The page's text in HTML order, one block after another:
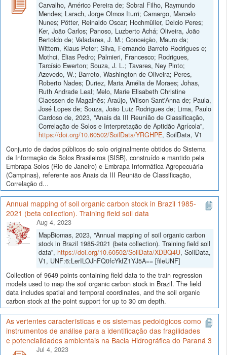
Carvalho, Américo Pereira de; Sobral Filho, Raymundo
Mendes; Larach, Jorge Olmos Iturri; Camargo, Marcelo
Nunes; Pötter, Reinaldo Oscar; Hochmüller, Delcio Peres;
Ker, João Carlos; Panoso, Luzberto Achá; Oliveira, João
Bertoldo de; Valadares, J. M.; Conceição, Mauro da;
Wittern, Klaus Peter; Silva, Fernando Barreto Rodrigues e;
Mothci, Elias Pedro; Palmieri, Francesco; Rodrigues,
Tarcísio Ewerton; Souza, J. L.; Tavares, Ney Pinto;
Azevedo, W.; Barreto, Washington de Oliveira; Peres,
Roberto Nades; Duriez, Maria Amélia de Moraes; Johas,
Ruth Andrade Leal; Melo, Marie Elisabeth Christine
Claessen de Magalhẽs; Araújo, Wilson Sant'Anna de; Paula,
José Lopes de; Souza, João Luiz Rodrigues de; Lima, Paulo
Cardoso de, 2023, "Anais da III Reunião de Classificação,
Correlação de Solos e Interpretação de Aptidão Agrícola",
https://doi.org/10.60502/SoilData/YRGHPE, SoilData, V1
Conjunto de dados públicos do solo originalmente obtidos do Sistema
de Informação de Solos Brasileiros (SISB), construído e mantido pela
Embrapa Solos (Rio de Janeiro) e Embrapa Informática Agropecuária
(Campinas), referente aos Anais da III Reunião de Classificação,
Correlação d...
Annual mapping of soil organic carbon stock in Brazil 1985-
2021 (beta collection). Training field soil data
Aug 4, 2023
MapBiomas, 2023, "Annual mapping of soil organic carbon
stock in Brazil 1985-2021 (beta collection). Training field soil
data", https://doi.org/10.60502/SoilData/XDBQ4U, SoilData,
V1, UNF:6:LerILOJhFQ0fcYkfZ1YJ5A== [fileUNF]
Collection of 9649 points containing field data to the train regression
models used to map the soil organic carbon stock in Brazil. The field
data includes spatial and temporal coordinates, and the soil organic
carbon stock at the point support for up to 30 cm depth.
As vertentes características e os sistemas pedológicos como
instrumentos de análise para a identificação das fragilidades
e potencialidades ambientais na Bacia Hidrográfica do Paraná 3
Jul 4, 2023